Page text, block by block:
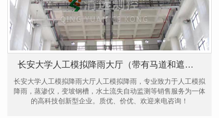
长安大学人工模拟降雨大厅（带有马道和遮雨槽）
长安大学人工模拟降雨大厅人工模拟降雨，专业致力于人工模拟
降雨，蒸渗仪，变坡钢槽，水土流失自动监测等销售服务为一体
的高科技创新型企业。质优、价优、欢迎来电咨询！